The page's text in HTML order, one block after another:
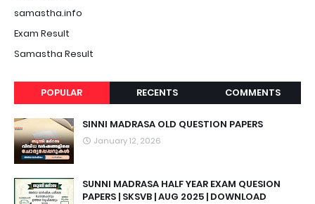
samastha.info
Exam Result
Samastha Result
POPULAR RECENTS COMMENTS
SINNI MADRASA OLD QUESTION PAPERS
January 12, 2026
SUNNI MADRASA HALF YEAR EXAM QUESION
PAPERS | SKSVB | AUG 2025 | DOWNLOAD